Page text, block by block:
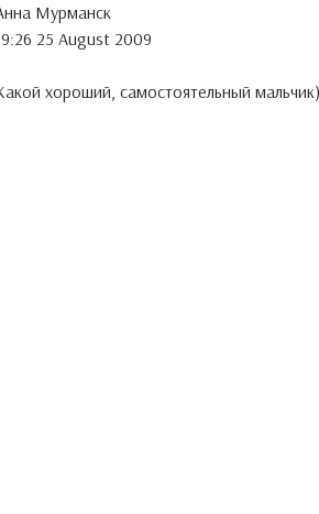
Мурманск
25 August 2009
хороший, самостоятельный